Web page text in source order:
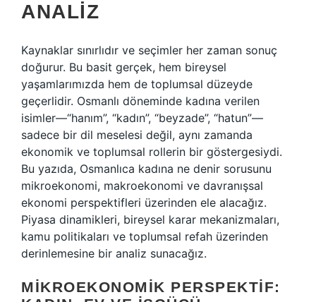
ANALIZ
Kaynaklar sınırlıdır ve seçimler her zaman sonuç
doğurur. Bu basit gerçek, hem bireysel
yaşamlarımızda hem de toplumsal düzeyde
geçerlidir. Osmanlı döneminde kadına verilen
isimler—“hanım”, “kadın”, “beyzade”, “hatun”—
sadece bir dil meselesi değil, aynı zamanda
ekonomik ve toplumsal rollerin bir göstergesiydi.
Bu yazıda, Osmanlıca kadına ne denir sorusunu
mikroekonomi, makroekonomi ve davranışsal
ekonomi perspektifleri üzerinden ele alacağız.
Piyasa dinamikleri, bireysel karar mekanizmaları,
kamu politikaları ve toplumsal refah üzerinden
derinlemesine bir analiz sunacağız.
MIKROEKONOMIK PERSPEKTIF: